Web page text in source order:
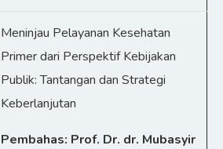
Meninjau Pelayanan Kesehatan
Primer dari Perspektif Kebijakan
Publik: Tantangan dan Strategi
Keberlanjutan
Pembahas: Prof. Dr. dr. Mubasyir